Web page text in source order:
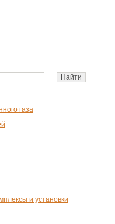
газа
и установки